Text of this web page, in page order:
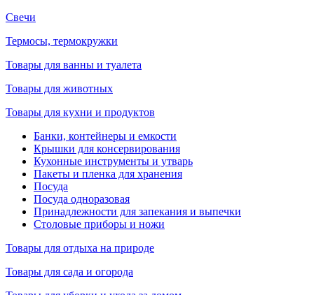
Свечи
Термосы, термокружки
Товары для ванны и туалета
Товары для животных
Товары для кухни и продуктов
Банки, контейнеры и емкости
Крышки для консервирования
Кухонные инструменты и утварь
Пакеты и пленка для хранения
Посуда
Посуда одноразовая
Принадлежности для запекания и выпечки
Столовые приборы и ножи
Товары для отдыха на природе
Товары для сада и огорода